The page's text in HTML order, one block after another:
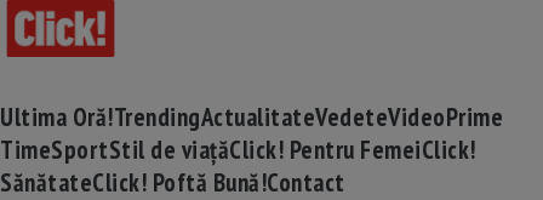
Ultima Oră!TrendingActualitateVedeteVideoPrime
TimeSportStil de viațăClick! Pentru FemeiClick!
SănătateClick! Poftă Bună!Contact